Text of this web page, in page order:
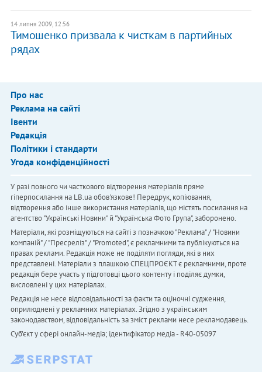
14 липня 2009, 12:56
Тимошенко призвала к чисткам в партийных
рядах
Про нас
Реклама на сайті
Івенти
Редакція
Політики і стандарти
Угода конфіденційності
У разі повного чи часткового відтворення матеріалів пряме
гіперпосилання на LB.ua обов'язкове! Передрук, копіювання,
відтворення або інше використання матеріалів, що містять посилання на
агентство "Українськi Новини" й "Українська Фото Група", заборонено.
Матеріали, які розміщуються на сайті з позначкою "Реклама" / "Новини
компаній" / "Пресреліз" / "Promoted", є рекламними та публікуються на
правах реклами. Редакція може не поділяти погляди, які в них
представлені. Матеріали з плашкою СПЕЦПРОЄКТ є рекламними, проте
редакція бере участь у підготовці цього контенту і поділяє думки,
висловлені у цих матеріалах.
Редакція не несе відповідальності за факти та оціночні судження,
оприлюднені у рекламних матеріалах. Згідно з українським
законодавством, відповідальність за зміст реклами несе рекламодавець.
Cуб'єкт у сфері онлайн-медіа; ідентифікатор медіа - R40-05097